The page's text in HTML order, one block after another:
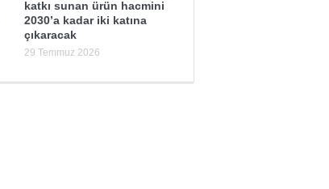
katkı sunan ürün hacmini
2030’a kadar iki katına
çıkaracak
29 Temmuz 2026